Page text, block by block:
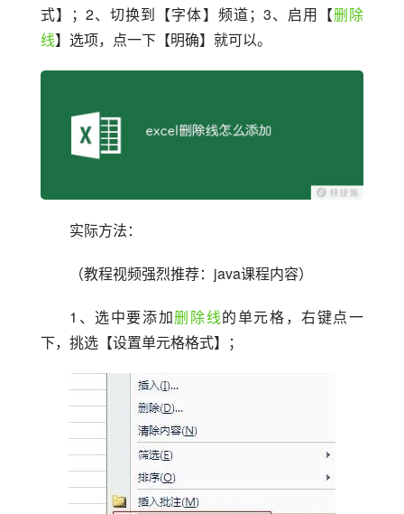
式】；2、切换到【字体】频道；3、启用【删除
线】选项，点一下【明确】就可以。
实际方法：
（教程视频强烈推荐：java课程内容）
1、选中要添加删除线的单元格，右键点一
下，挑选【设置单元格格式】；